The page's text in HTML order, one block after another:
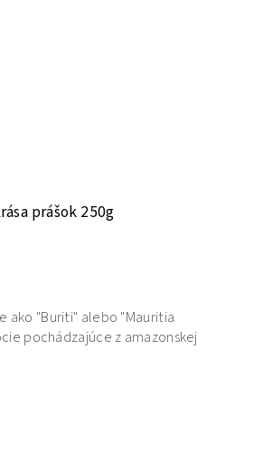
prášok 250g
ako "Buriti" alebo "Mauritia
pochádzajúce z amazonskej